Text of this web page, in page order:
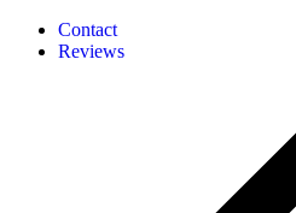
Contact
Reviews